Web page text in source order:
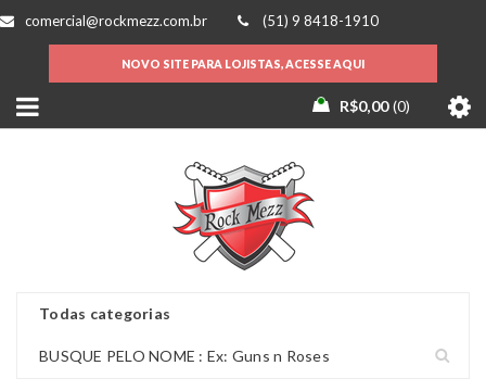
comercial@rockmezz.com.br (51) 9 8418-1910
NOVO SITE PARA LOJISTAS, ACESSE AQUI
R$0,00 0